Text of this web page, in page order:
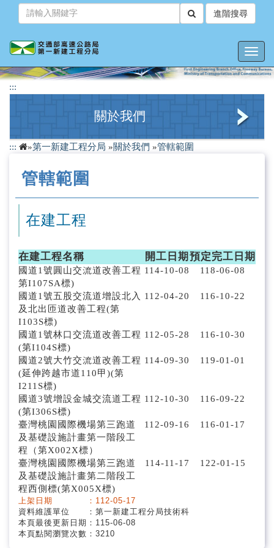
容
進階搜尋
:::
關於我們
簡介
組織架構
管轄範圍
連絡方式
轄區工務所
::: »第一新建工程分局 »關於我們 »管轄範圍
管轄範圍
在建工程
在建工程名稱 開工日期 預定完工日期
國道1號圓山交流道改善工程
第I107SA標)
114-10-08 118-06-08
國道1號五股交流道增設北入
及北出匝道改善工程(第
I103S標)
112-04-20 116-10-22
國道1號林口交流道改善工程
(第I104S標)
112-05-28 116-10-30
國道2號大竹交流道改善工程
(延伸跨越市道110甲)(第
I211S標)
114-09-30 119-01-01
國道3號增設金城交流道工程
(第I306S標)
112-10-30 116-09-22
臺灣桃園國際機場第三跑道
及基礎設施計畫第一階段工
程（第X002X標）
112-09-16 116-01-17
臺灣桃園國際機場第三跑道
及基礎設施計畫第二階段工
程西側標(第X005X標)
114-11-17 122-01-15
上架日期 ：112-05-17
資料維護單位 ：第一新建工程分局技術科
本頁最後更新日期：115-06-08
本頁點閱瀏覽次數：3210